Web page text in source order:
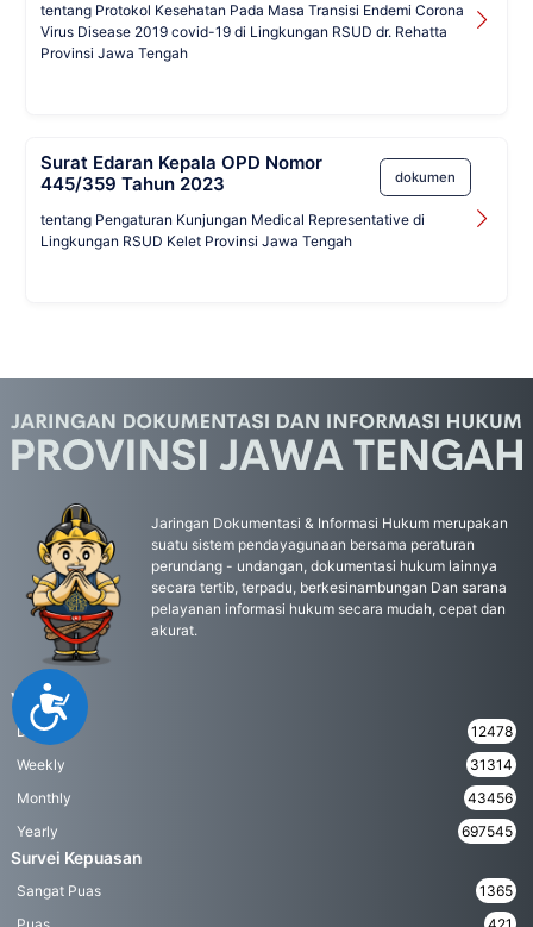
Accessibility
tentang Protokol Kesehatan Pada Masa Transisi Endemi Corona
Virus Disease 2019 covid-19 di Lingkungan RSUD dr. Rehatta
Provinsi Jawa Tengah
Surat Edaran Kepala OPD Nomor
445/359 Tahun 2023
dokumen
tentang Pengaturan Kunjungan Medical Representative di
Lingkungan RSUD Kelet Provinsi Jawa Tengah
Jaringan Dokumentasi & Informasi Hukum merupakan
suatu sistem pendayagunaan bersama peraturan
perundang - undangan, dokumentasi hukum lainnya
secara tertib, terpadu, berkesinambungan Dan sarana
pelayanan informasi hukum secara mudah, cepat dan
akurat.
Visitor
Daily
12478
Weekly
31314
Monthly
43456
Yearly
697545
Survei Kepuasan
Sangat Puas
1365